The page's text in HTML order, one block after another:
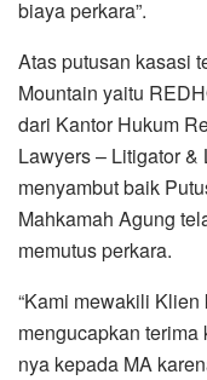
biaya perkara”.
Atas putusan kasasi
Mountain yaitu
dari Kantor Hukum
Lawyers – Litigator
menyambut baik
Mahkamah Agung
memutus perkara.
“Kami mewakili
mengucapkan
nya kepada MA